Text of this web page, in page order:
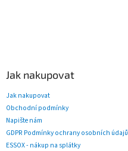
Jak nakupovat
Jak nakupovat
Obchodní podmínky
Napište nám
GDPR Podmínky ochrany osobních údajů
ESSOX - nákup na splátky